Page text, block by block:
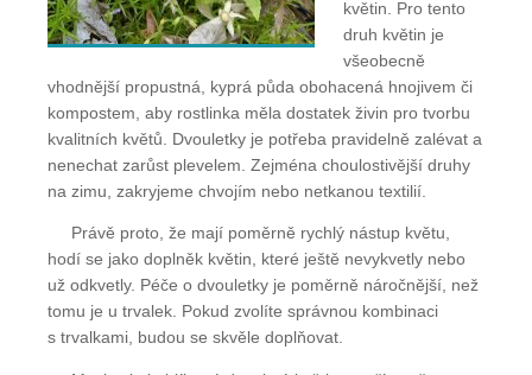
květin. Pro tento
druh květin je
všeobecně
vhodnější propustná, kyprá půda obohacená hnojivem či
kompostem, aby rostlinka měla dostatek živin pro tvorbu
kvalitních květů. Dvouletky je potřeba pravidelně zalévat a
nenechat zarůst plevelem. Zejména choulostivější druhy
na zimu, zakryjeme chvojím nebo netkanou textilií.
Právě proto, že mají poměrně rychlý nástup květu,
hodí se jako doplněk květin, které ještě nevykvetly nebo
už odkvetly. Péče o dvouletky je poměrně náročnější, než
tomu je u trvalek. Pokud zvolíte správnou kombinaci
s trvalkami, budou se skvěle doplňovat.